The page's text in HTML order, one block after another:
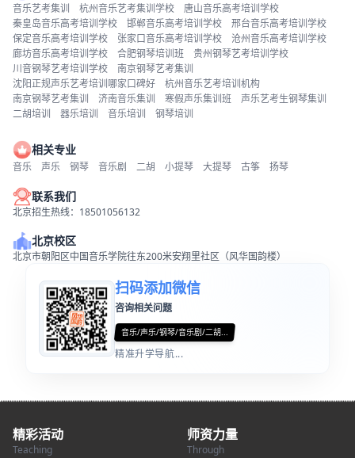
音乐艺考集训 杭州音乐艺考集训学校
唐山音乐高考培训学校
秦皇岛音乐高考培训学校
邯郸音乐高考培训学校
邢台音乐高考培训学校
保定音乐高考培训学校
张家口音乐高考培训学校
沧州音乐高考培训学校
廊坊音乐高考培训学校
合肥钢琴培训班
贵州钢琴艺考培训学校
川音钢琴艺考培训学校
南京钢琴艺考集训
沈阳正规声乐艺考培训哪家口碑好
杭州音乐艺考培训机构
南京钢琴艺考集训
济南音乐集训 寒假声乐集训班
声乐艺考生钢琴集训
二胡培训
器乐培训 音乐培训 钢琴培训
相关专业
音乐 声乐 钢琴 音乐剧 二胡 小提琴 大提琴 古筝 扬琴
联系我们
北京招生热线：18501056132
北京校区
北京市朝阳区中国音乐学院往东200米安翔里社区（风华国韵楼）
扫码添加微信
咨询相关问题
音乐/声乐/钢琴/音乐剧/二胡...
精准升学导航...
精彩活动
Teaching
师资力量
Through